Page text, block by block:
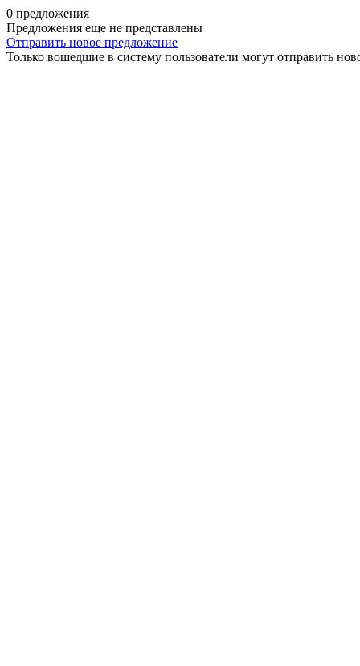
0 предложения
Предложения еще не представлены
Отправить новое предложение
Только вошедшие в систему пользователи могут отправить